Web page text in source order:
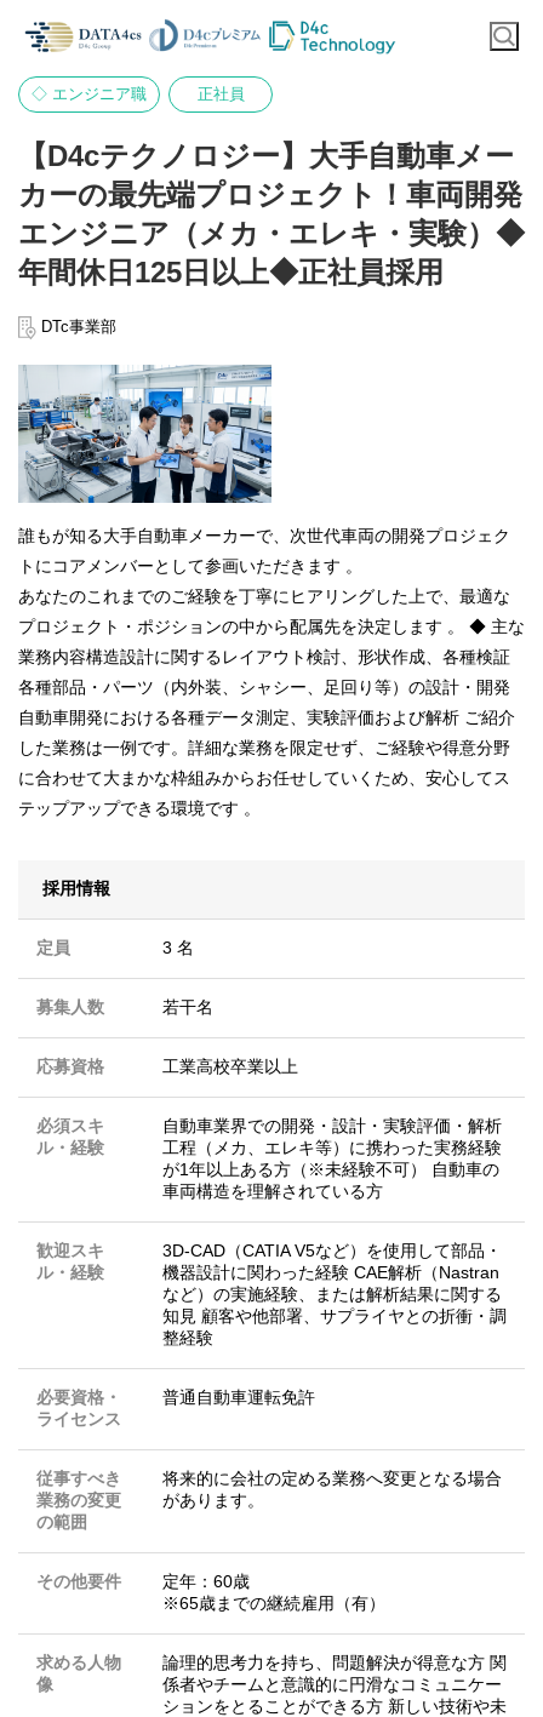
◇ エンジニア職 正社員
【D4cテクノロジー】大手自動車メー
カーの最先端プロジェクト！車両開発
エンジニア（メカ・エレキ・実験）◆
年間休日125日以上◆正社員採用
DTc事業部
誰もが知る大手自動車メーカーで、次世代車両の開発プロジェク
トにコアメンバーとして参画いただきます 。
あなたのこれまでのご経験を丁寧にヒアリングした上で、最適な
プロジェクト・ポジションの中から配属先を決定します 。 ◆ 主な
業務内容構造設計に関するレイアウト検討、形状作成、各種検証
各種部品・パーツ（内外装、シャシー、足回り等）の設計・開発
自動車開発における各種データ測定、実験評価および解析 ご紹介
した業務は一例です。詳細な業務を限定せず、ご経験や得意分野
に合わせて大まかな枠組みからお任せしていくため、安心してス
テップアップできる環境です 。
採用情報
定員 3 名
募集人数 若干名
応募資格 工業高校卒業以上
必須スキ
ル・経験
自動車業界での開発・設計・実験評価・解析
工程（メカ、エレキ等）に携わった実務経験
が1年以上ある方（※未経験不可） 自動車の
車両構造を理解されている方
歓迎スキ
ル・経験
3D-CAD（CATIA V5など）を使用して部品・
機器設計に関わった経験 CAE解析（Nastran
など）の実施経験、または解析結果に関する
知見 顧客や他部署、サプライヤとの折衝・調
整経験
必要資格・
ライセンス
普通自動車運転免許
従事すべき
業務の変更
の範囲
将来的に会社の定める業務へ変更となる場合
があります。
その他要件
定年：60歳
※65歳までの継続雇用（有）
求める人物
像
論理的思考力を持ち、問題解決が得意な方 関
係者やチームと意識的に円滑なコミュニケー
ションをとることができる方 新しい技術や未